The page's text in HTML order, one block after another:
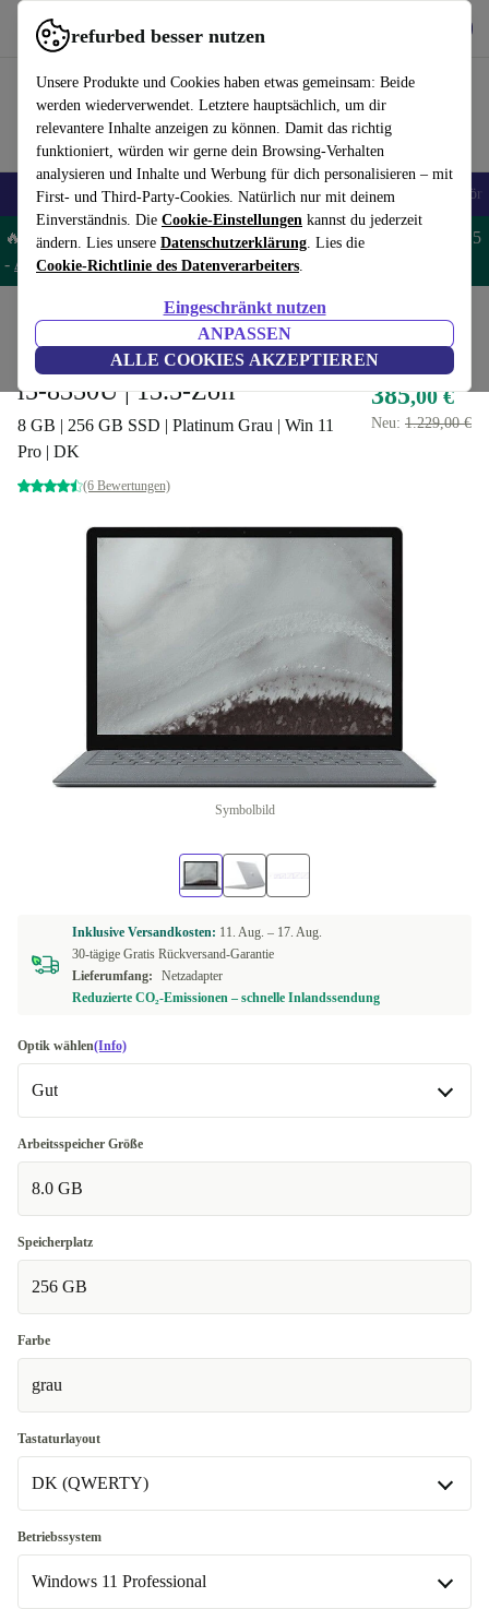
refurbed besser nutzen
Unsere Produkte und Cookies haben etwas gemeinsam: Beide
werden wiederverwendet. Letztere hauptsächlich, um dir
relevantere Inhalte anzeigen zu können. Damit das richtig
funktioniert, würden wir gerne dein Browsing-Verhalten
analysieren und Inhalte und Werbung für dich personalisieren – mit
First- und Third-Party-Cookies. Natürlich nur mit deinem
Einverständnis. Die Cookie-Einstellungen kannst du jederzeit
ändern. Lies unsere Datenschutzerklärung. Lies die
Cookie-Richtlinie des Datenverarbeiters.
Eingeschränkt nutzen
ANPASSEN
ALLE COOKIES AKZEPTIEREN
refurbed schnell und einfach nutzen
🎒 Back to school Handys Laptops Tablets Smartwatches Zubehör
🔥 Spare 5% EXTRA auf MacBooks und iPads – Code: MACPAD5
- AGB
Laptops Microsoft Laptops
Microsoft Surface Laptop 2 |
i5-8350U | 13.5-Zoll
8 GB | 256 GB SSD | Platinum Grau | Win 11
Pro | DK
(6 Bewertungen)
385,00 €
Neu: 1.229,00 €
Symbolbild
Inklusive Versandkosten: 11. Aug. – 17. Aug.
30-tägige Gratis Rückversand-Garantie
Lieferumfang:
Netzadapter
Reduzierte CO₂-Emissionen – schnelle Inlandssendung
Optik wählen(Info)
Gut
Gut
Sehr gut
Exzellent
Arbeitsspeicher Größe
8.0 GB
Speicherplatz
256 GB
Farbe
grau
Tastaturlayout
DK (QWERTY)
DK (QWERTY)
SE (QWERTY)
Betriebssystem
Windows 11 Professional